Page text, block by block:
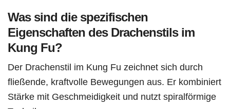
Was sind die spezifischen
Eigenschaften des Drachenstils im
Kung Fu?
Der Drachenstil im Kung Fu zeichnet sich durch
fließende, kraftvolle Bewegungen aus. Er kombiniert
Stärke mit Geschmeidigkeit und nutzt spiralförmige